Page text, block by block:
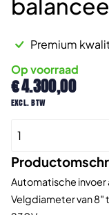
€4.300,00
excl. btw
Premium
Op voorraad
Automatische
Velgdiameter van 8″
MEC
10BL
compacte
balanceermachine
aantal